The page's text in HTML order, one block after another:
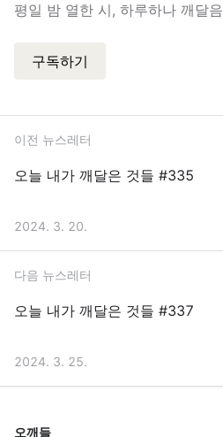
평일 밤 열한 시, 하루하나 깨달음
구독하기
이전 뉴스레터
오늘 내가 깨달은 것들 #335
2024. 3. 20.
다음 뉴스레터
오늘 내가 깨달은 것들 #337
2024. 3. 25.
오깨들